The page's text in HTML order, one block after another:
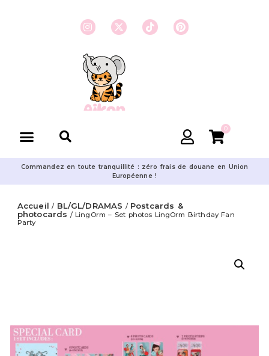
0
Commandez en toute tranquillité : zéro frais de douane en Union
Européenne !
Accueil / BL/GL/DRAMAS / Postcards &
photocards / LingOrm – Set photos LingOrm Birthday Fan
Party